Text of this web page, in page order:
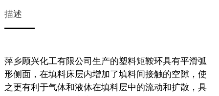
描述
萍乡顾兴化工有限公司生产的塑料矩鞍环具有平滑弧
形侧面，在填料床层内增加了填料间接触的空隙，使
之更有利于气体和液体在填料层中的流动和扩散，具